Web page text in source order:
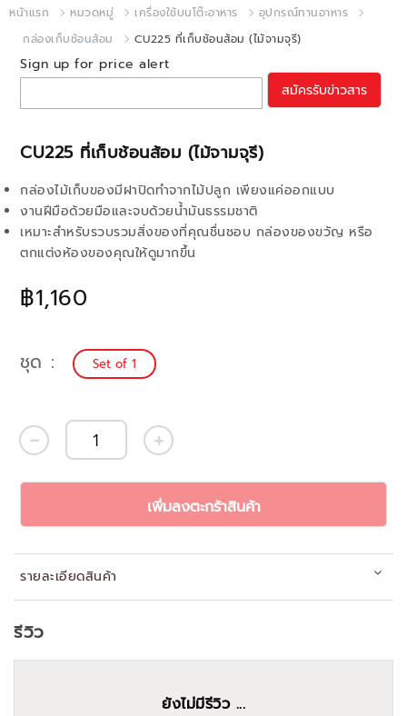
หน้าแรก หมวดหมู่ เครื่องใช้บนโต๊ะอาหาร
อุปกรณ์ทานอาหาร
กล่องเก็บช้อนส้อม
CU225 ที่เก็บช้อนส้อม (ไม้จามจุรี)
CU225 ที่เก็บช้อนส้อม (ไม้จามจุรี)
฿1,160
กล่องไม้เก็บของมีฝาปิดทำจากไม้ปลูก เพียงแค่ออกแบบ
งานฝีมือด้วยมือและจบด้วยน้ำมันธรรมชาติ
เหมาะสำหรับรวบรวมสิ่งของที่คุณชื่นชอบ กล่องของขวัญ หรือ
ตกแต่งห้องของคุณให้ดูมากขึ้น
Sign up for price alert
สมัครรับข่าวสาร
ชุด Set of 1
เพิ่มลงตะกร้าสินค้า
รายละเอียดสินค้า
รีวิว
ยังไม่มีรีวิว ...